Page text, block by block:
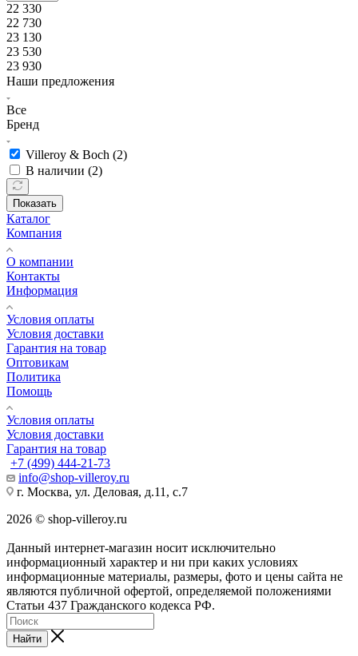
22 330
22 730
23 130
23 530
23 930
Наши предложения
Все
Бренд
Villeroy & Boch (2)
В наличии (2)
Показать
Каталог
Компания
О компании
Контакты
Информация
Условия оплаты
Условия доставки
Гарантия на товар
Оптовикам
Политика
Помощь
Условия оплаты
Условия доставки
Гарантия на товар
+7 (499) 444-21-73
info@shop-villeroy.ru
г. Москва, ул. Деловая, д.11, с.7
2026 © shop-villeroy.ru
Данный интернет-магазин носит исключительно
информационный характер и ни при каких условиях
информационные материалы, размеры, фото и цены сайта не
являются публичной офертой, определяемой положениями
Статьи 437 Гражданского кодекса РФ.
Найти